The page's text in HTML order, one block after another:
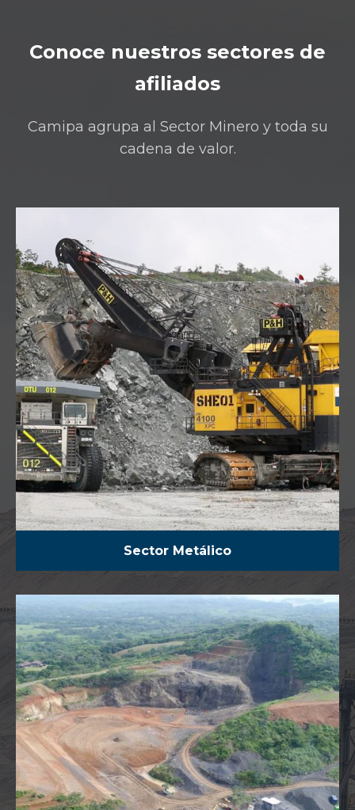
Conoce nuestros sectores de
afiliados
Camipa agrupa al Sector Minero y toda su
cadena de valor.
Sector Metálico